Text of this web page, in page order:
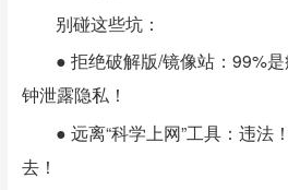
别碰这些坑：
● 拒绝破解版/镜像站：99%
钟泄露隐私！
● 远离“科学上网”工具：违法
去！